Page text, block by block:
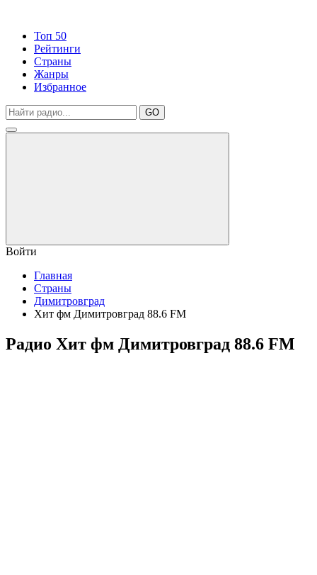
Топ 50
Рейтинги
Страны
Жанры
Избранное
GO
Войти
Главная
Страны
Димитровград
Хит фм Димитровград 88.6 FM
Радио Хит фм Димитровград 88.6 FM